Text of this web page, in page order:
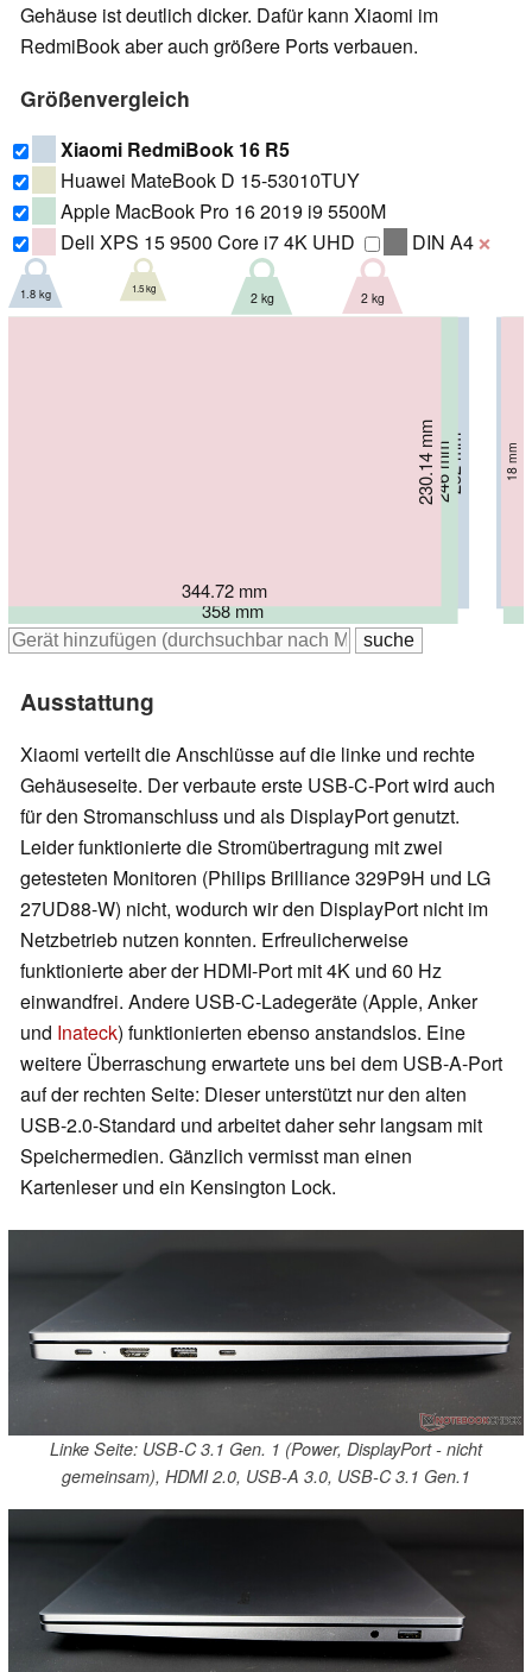
Gehäuse ist deutlich dicker. Dafür kann Xiaomi im
RedmiBook aber auch größere Ports verbauen.
Größenvergleich
Xiaomi RedmiBook 16 R5
Huawei MateBook D 15-53010TUY
Apple MacBook Pro 16 2019 i9 5500M
Dell XPS 15 9500 Core i7 4K UHD
DIN A4 ❌
367 mm
232 mm 21.7 mm
1.8 kg
357.8 mm
229.9 mm 16.9 mm
1.5 kg
358 mm
246 mm 16.2 mm
2 kg
344.72 mm
230.14 mm 18 mm
2 kg
Ausstattung
Xiaomi verteilt die Anschlüsse auf die linke und rechte
Gehäuseseite. Der verbaute erste USB-C-Port wird auch
für den Stromanschluss und als DisplayPort genutzt.
Leider funktionierte die Stromübertragung mit zwei
getesteten Monitoren (Philips Brilliance 329P9H und LG
27UD88-W) nicht, wodurch wir den DisplayPort nicht im
Netzbetrieb nutzen konnten. Erfreulicherweise
funktionierte aber der HDMI-Port mit 4K und 60 Hz
einwandfrei. Andere USB-C-Ladegeräte (Apple, Anker
und Inateck) funktionierten ebenso anstandslos. Eine
weitere Überraschung erwartete uns bei dem USB-A-Port
auf der rechten Seite: Dieser unterstützt nur den alten
USB-2.0-Standard und arbeitet daher sehr langsam mit
Speichermedien. Gänzlich vermisst man einen
Kartenleser und ein Kensington Lock.
Linke Seite: USB-C 3.1 Gen. 1 (Power, DisplayPort - nicht
gemeinsam), HDMI 2.0, USB-A 3.0, USB-C 3.1 Gen.1